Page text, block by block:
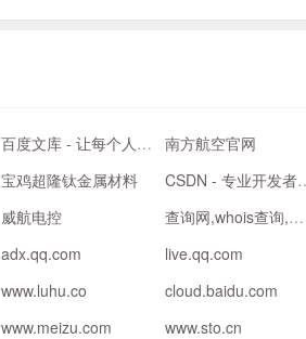
百度文库 - 让每个人平等地提升自我
南方航空官网
宝鸡超隆钛金属材料
CSDN
威航电控
查询网,whois查询,域名查询工具
adx.qq.com
live.qq.com
www.luhu.co
cloud.baidu.com
www.meizu.com www.sto.cn